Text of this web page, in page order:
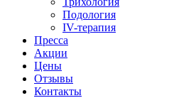
Подология
IV-терапия
Пресса
Акции
Цены
Отзывы
Контакты